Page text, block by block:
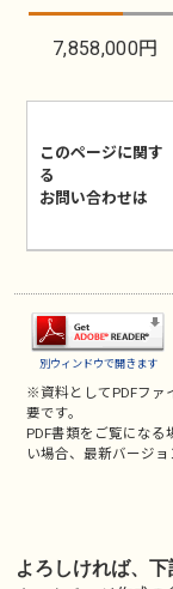
7,858,000円
このページに関す
る
お問い合わせは
別ウィンドウで開きます
※資料としてPDFファ
要です。
PDF書類をご覧になる
い場合、最新バージョ